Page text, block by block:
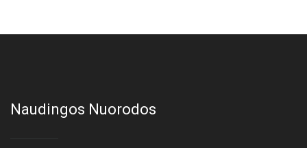
Naudingos Nuorodos